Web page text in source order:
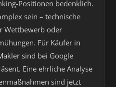
Positionen bedenklich.
sein – technische
Wettbewerb oder
Für Käufer in
sind bei Google
Eine ehrliche Analyse
sind jetzt